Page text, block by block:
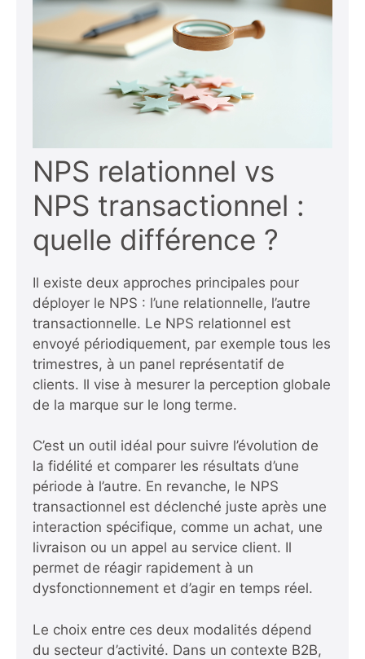
NPS relationnel vs
NPS transactionnel :
quelle différence ?
Il existe deux approches principales pour
déployer le NPS : l’une relationnelle, l’autre
transactionnelle. Le NPS relationnel est
envoyé périodiquement, par exemple tous les
trimestres, à un panel représentatif de
clients. Il vise à mesurer la perception globale
de la marque sur le long terme.
C’est un outil idéal pour suivre l’évolution de
la fidélité et comparer les résultats d’une
période à l’autre. En revanche, le NPS
transactionnel est déclenché juste après une
interaction spécifique, comme un achat, une
livraison ou un appel au service client. Il
permet de réagir rapidement à un
dysfonctionnement et d’agir en temps réel.
Le choix entre ces deux modalités dépend
du secteur d’activité. Dans un contexte B2B,